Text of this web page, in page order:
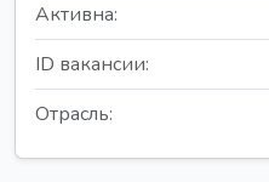
Активна:
ID вакансии:
Отрасль: